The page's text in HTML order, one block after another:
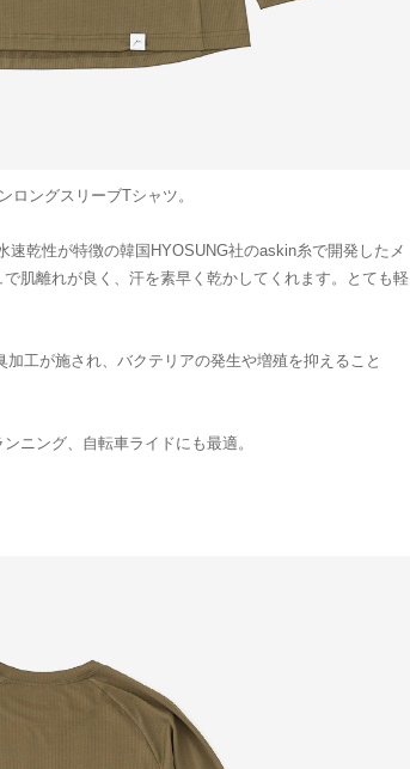
ロングスリーブTシャツ。
乾性が特徴の韓国HYOSUNG社のaskin糸で開発したメ
肌離れが良く、汗を素早く乾かしてくれます。とても軽
工が施され、バクテリアの発生や増殖を抑えること
ニング、自転車ライドにも最適。